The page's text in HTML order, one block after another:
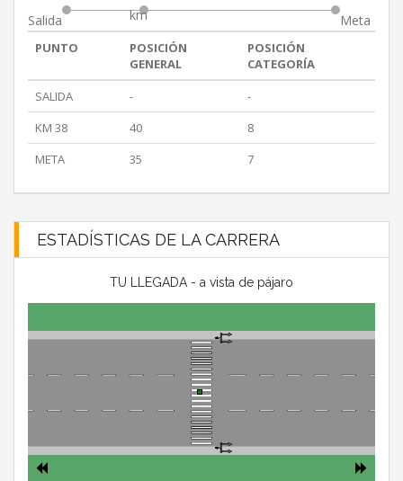
Salida
km
Meta
PUNTO
POSICIÓN
GENERAL
POSICIÓN
CATEGORÍA
SALIDA
-
-
KM 38
40
8
META
35 7
ESTADÍSTICAS DE LA CARRERA
TU LLEGADA - a vista de pájaro